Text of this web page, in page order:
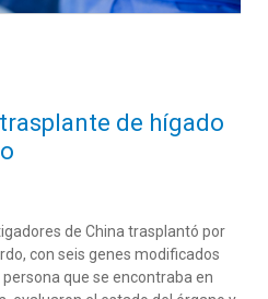
de hígado
de China trasplantó por
con seis genes modificados
que se encontraba en